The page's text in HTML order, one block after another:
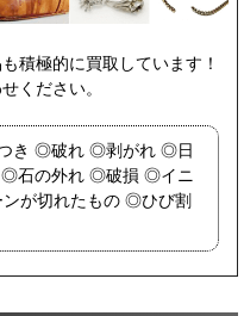
積極的に買取しています！
ください。
き 破れ 剥がれ
日
石の外れ 破損
イニ
が切れたもの
ひび割